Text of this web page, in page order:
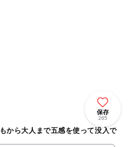
保存
265
から大人まで五感を使って没入で